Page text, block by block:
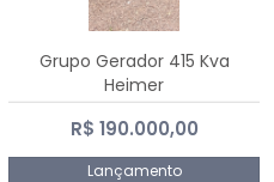
Grupo Gerador 415 Kva
Heimer
R$ 190.000,00
Lançamento